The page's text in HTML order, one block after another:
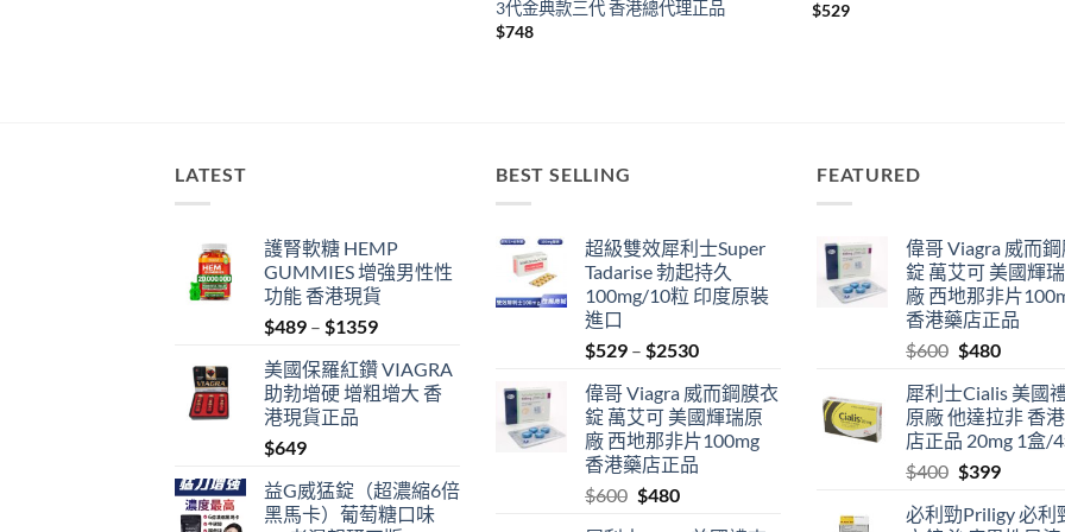
3代金典款三代 香港總代理正品
$748
$529
LATEST
護腎軟糖 HEMP
GUMMIES 增強男性性
功能 香港現貨
$489 – $1359Price
$489
through
美國保羅紅鑽 VIAGRA
助勃增硬 增粗增大 香
港現貨正品
$649
益G威猛錠（超濃縮6倍
黑馬卡）葡萄糖口味
BEST SELLING
超級雙效犀利士Super
Tadarise 勃起持久
100mg/10粒 印度原裝
進口
$529 – $2530Price
$529
through
$2530
偉哥 Viagra 威而鋼膜衣
錠 萬艾可 美國輝瑞原
廠 西地那非片100mg
香港藥店正品
$600 Original
$480Current
FEATURED
偉哥 Viagra 威而
錠 萬艾可 美國輝
廠 西地那非片
香港藥店正品
$600 Original
was:
$600.
$480Current
is:
$480.
犀利士Cialis 美國
原廠 他達拉非 香
店正品 20mg 1盒/
$400 Original
was:
$399Current
is:
必利勁Priligy 必利